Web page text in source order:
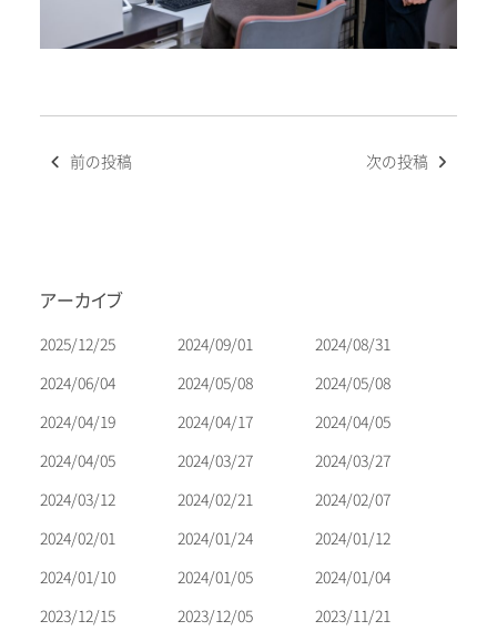
投
ー
ョ
ン
前の投稿 次の投稿
アーカイブ
2025/12/25 2024/09/01
2024/08/31
2024/06/04
2024/05/08
2024/05/08
2024/04/19
2024/04/17
2024/04/05
2024/04/05
2024/03/27
2024/03/27
2024/03/12
2024/02/21
2024/02/07
2024/02/01
2024/01/24
2024/01/12
2024/01/10
2024/01/05
2024/01/04
2023/12/15
2023/12/05
2023/11/21